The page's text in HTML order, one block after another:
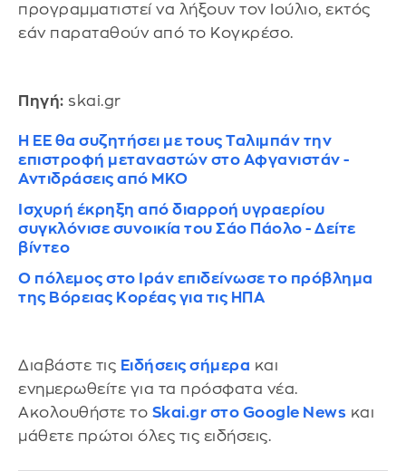
προγραμματιστεί να λήξουν τον Ιούλιο, εκτός
εάν παραταθούν από το Κογκρέσο.
Πηγή: skai.gr
Η ΕΕ θα συζητήσει με τους Ταλιμπάν την
επιστροφή μεταναστών στο Αφγανιστάν -
Αντιδράσεις από ΜΚΟ
Ισχυρή έκρηξη από διαρροή υγραερίου
συγκλόνισε συνοικία του Σάο Πάολο - Δείτε
βίντεο
Ο πόλεμος στο Ιράν επιδείνωσε το πρόβλημα
της Βόρειας Κορέας για τις ΗΠΑ
Διαβάστε τις Ειδήσεις σήμερα και
ενημερωθείτε για τα πρόσφατα νέα.
Ακολουθήστε το Skai.gr στο Google News και
μάθετε πρώτοι όλες τις ειδήσεις.